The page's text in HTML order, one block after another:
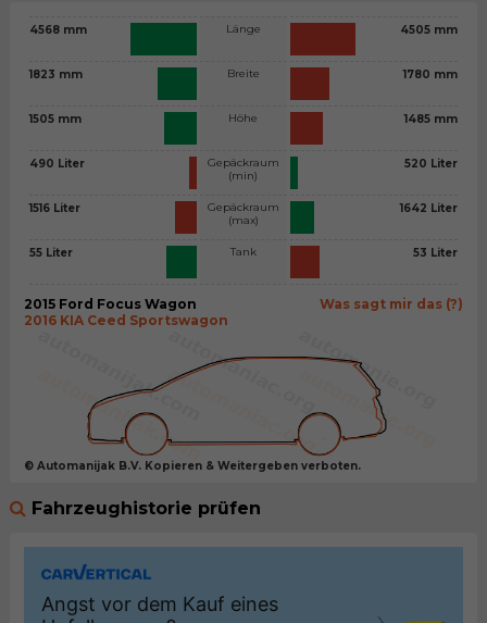
4568 mm
1823 mm
1505 mm
490 Liter
1516 Liter
55 Liter
Länge
Breite
Höhe
Gepäckraum
(min)
Gepäckraum
(max)
Tank
4505 mm
1780 mm
1485 mm
520 Liter
1642 Liter
53 Liter
Was sagt mir das (?)
2015 Ford Focus Wagon
2016 KIA Ceed Sportswagon
© Automanijak B.V. Kopieren & Weitergeben verboten.
Fahrzeughistorie prüfen